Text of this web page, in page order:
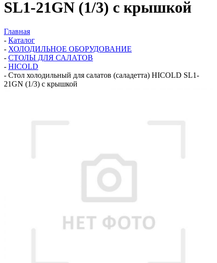
SL1-21GN (1/3) с крышкой
Главная
- Каталог
- ХОЛОДИЛЬНОЕ ОБОРУДОВАНИЕ
- СТОЛЫ ДЛЯ САЛАТОВ
- HICOLD
- Стол холодильный для салатов (саладетта) HICOLD SL1-
21GN (1/3) с крышкой